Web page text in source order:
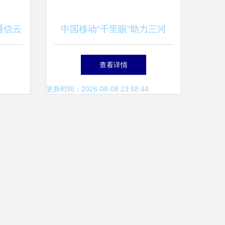
信云 中国移动“千里眼”助力三河
市“明厨亮灶”建设，共筑校园
食品安全防线
查看详情
更新时间：2026-08-08 23:58:44